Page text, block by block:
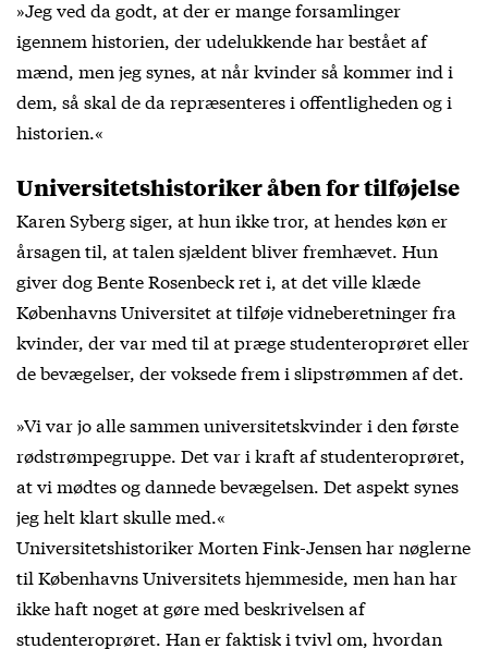
»Jeg ved da godt, at der er mange forsamlinger
igennem historien, der udelukkende har bestået af
mænd, men jeg synes, at når kvinder så kommer ind i
dem, så skal de da repræsenteres i offentligheden og i
historien.«
Universitetshistoriker åben for tilføjelse
Karen Syberg siger, at hun ikke tror, at hendes køn er
årsagen til, at talen sjældent bliver fremhævet. Hun
giver dog Bente Rosenbeck ret i, at det ville klæde
Københavns Universitet at tilføje vidneberetninger fra
kvinder, der var med til at præge studenteroprøret eller
de bevægelser, der voksede frem i slipstrømmen af det.
»Vi var jo alle sammen universitetskvinder i den første
rødstrømpegruppe. Det var i kraft af studenteroprøret,
at vi mødtes og dannede bevægelsen. Det aspekt synes
jeg helt klart skulle med.«
Universitetshistoriker Morten Fink-Jensen har nøglerne
til Københavns Universitets hjemmeside, men han har
ikke haft noget at gøre med beskrivelsen af
studenteroprøret. Han er faktisk i tvivl om, hvordan